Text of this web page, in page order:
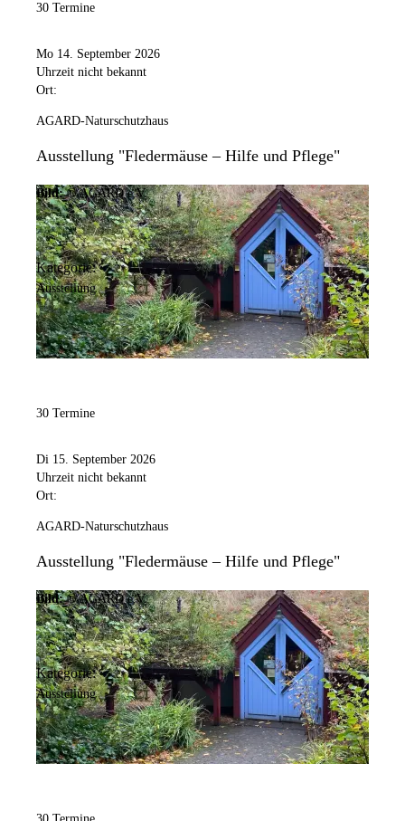
30 Termine
Mo 14. September 2026
Uhrzeit nicht bekannt
Ort:
AGARD-Naturschutzhaus
Ausstellung "Fledermäuse – Hilfe und Pflege"
Bild: © AGARD e.V.
Kategorie:
Ausstellung
30 Termine
Di 15. September 2026
Uhrzeit nicht bekannt
Ort:
AGARD-Naturschutzhaus
Ausstellung "Fledermäuse – Hilfe und Pflege"
Bild: © AGARD e.V.
Kategorie:
Ausstellung